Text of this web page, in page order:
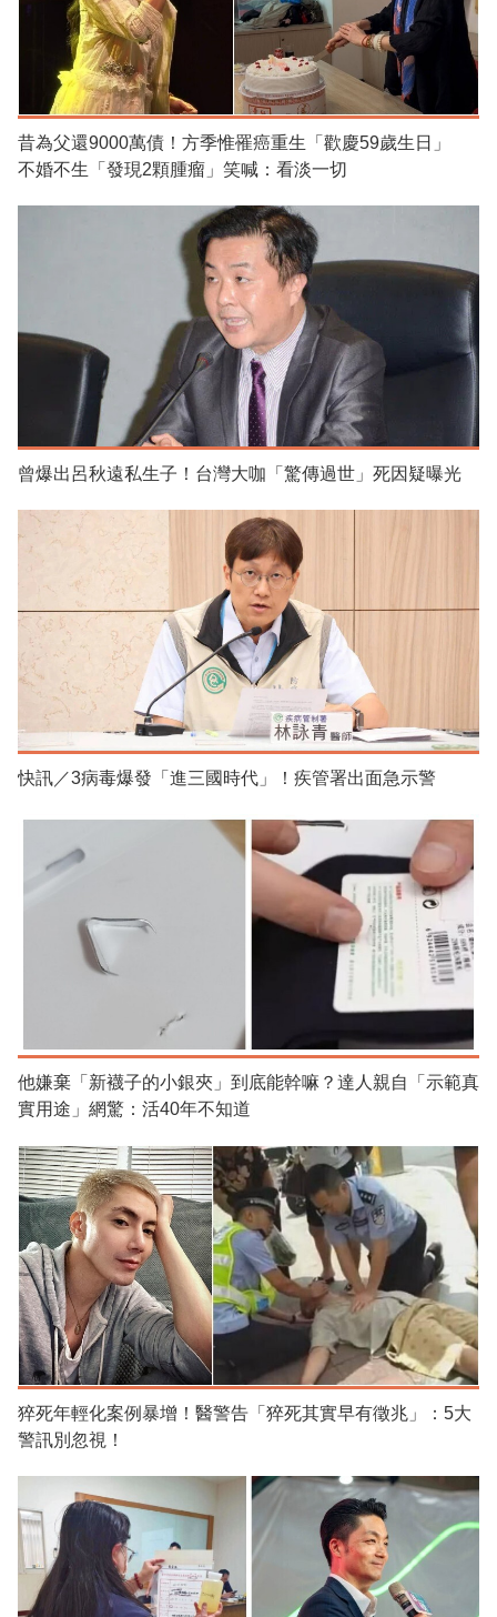
昔為父還9000萬債！方季惟罹癌重生「歡慶59歲生日」
不婚不生「發現2顆腫瘤」笑喊：看淡一切
曾爆出呂秋遠私生子！台灣大咖「驚傳過世」死因疑曝光
快訊／3病毒爆發「進三國時代」！疾管署出面急示警
他嫌棄「新襪子的小銀夾」到底能幹嘛？達人親自「示範真
實用途」網驚：活40年不知道
猝死年輕化案例暴增！醫警告「猝死其實早有徵兆」：5大
警訊別忽視！